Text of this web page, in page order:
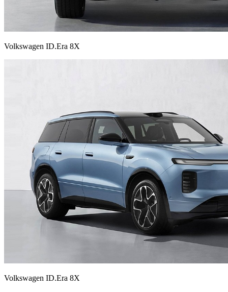
Volkswagen ID.Era 8X
Volkswagen ID.Era 8X